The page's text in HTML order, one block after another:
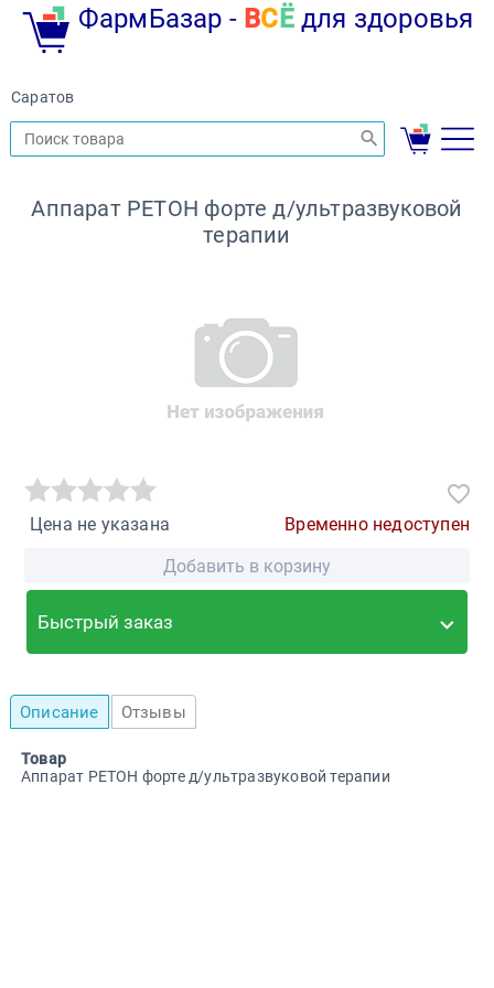
ФармБазар - ВС Ёдля здоровья
Саратов
Аппарат РЕТОН форте д/ультразвуковой
терапии
Цена не указана
Временно недоступен
Добавить в корзину
Быстрый заказ
Описание Отзывы
Товар
Аппарат РЕТОН форте д/ультразвуковой терапии